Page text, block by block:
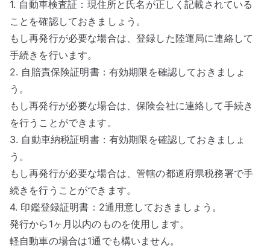
1. 自動車検査証：現住所と氏名が正しく記載されている
ことを確認しておきましょう。
もし再発行が必要な場合は、登録した陸運局に連絡して
手続きを行います。
2. 自賠責保険証明書：有効期限を確認しておきましょ
う。
もし再発行が必要な場合は、保険会社に連絡して手続き
を行うことができます。
3. 自動車納税証明書：有効期限を確認しておきましょ
う。
もし再発行が必要な場合は、管轄の都道府県税務署で手
続きを行うことができます。
4. 印鑑登録証明書：2通用意しておきましょう。
発行から1ヶ月以内のものを使用します。
軽自動車の場合は1通でも構いません。